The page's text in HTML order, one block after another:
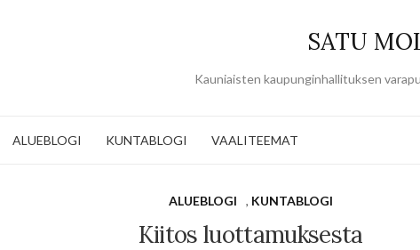
SATU
Kauniaisten kaupunginhallituksen
ALUEBLOGI KUNTABLOGI VAALITEEMAT
ALUEBLOGI , KUNTABLOGI
Kiitos luottamuksesta